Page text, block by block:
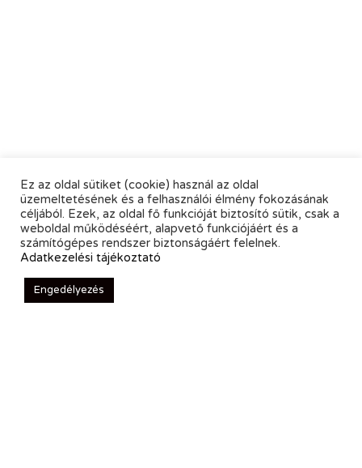
Ez az oldal sütiket (cookie) használ az oldal
üzemeltetésének és a felhasználói élmény fokozásának
céljából. Ezek, az oldal fő funkcióját biztosító sütik, csak a
weboldal működéséért, alapvető funkciójáért és a
számítógépes rendszer biztonságáért felelnek.
Adatkezelési tájékoztató
Engedélyezés